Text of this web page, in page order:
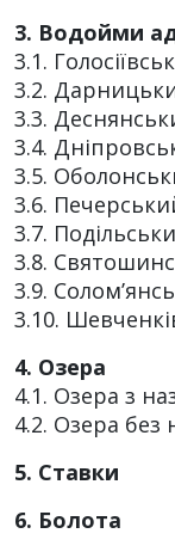
3. Водойми
3.1.
3.2.
3.3.
3.4.
3.5.
3.6.
3.7.
3.8.
3.9.
3.10.
4. Озера
4.1. Озера з
4.2. Озера без
5. Ставки
6. Болота